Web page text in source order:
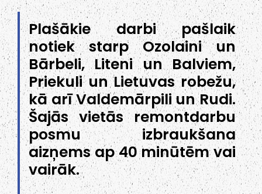
Plašākie darbi pašlaik
notiek starp Ozolaini un
Bārbeli, Liteni un Balviem,
Priekuli un Lietuvas robežu,
kā arī Valdemārpili un Rudi.
Šajās vietās remontdarbu
posmu izbraukšana
aizņems ap 40 minūtēm vai
vairāk.